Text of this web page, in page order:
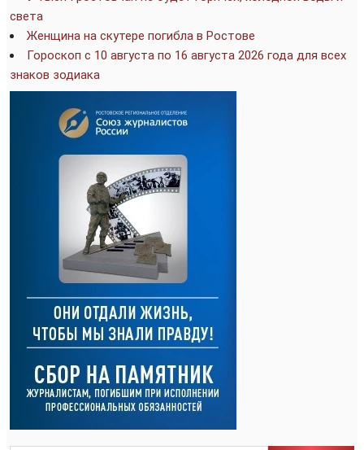
света
Женщина на скутере погибла в Ростове
Гороскоп с 10 августа по 16 августа 2026 года для всех
знаков зодиака